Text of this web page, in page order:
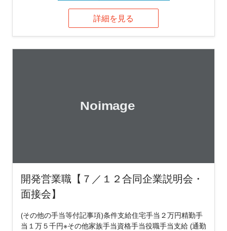
詳細を見る
開発営業職【７／１２合同企業説明会・
面接会】
(その他の手当等付記事項)条件支給住宅手当２万円精勤手
当１万５千円※その他家族手当資格手当役職手当支給 (通勤